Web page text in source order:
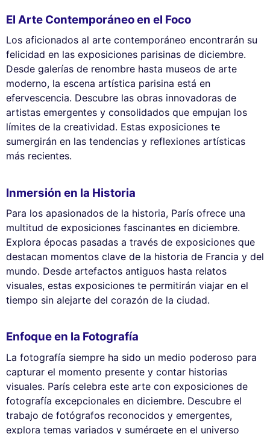
El Arte Contemporáneo en el Foco
Los aficionados al arte contemporáneo encontrarán su
felicidad en las exposiciones parisinas de diciembre.
Desde galerías de renombre hasta museos de arte
moderno, la escena artística parisina está en
efervescencia. Descubre las obras innovadoras de
artistas emergentes y consolidados que empujan los
límites de la creatividad. Estas exposiciones te
sumergirán en las tendencias y reflexiones artísticas
más recientes.
Inmersión en la Historia
Para los apasionados de la historia, París ofrece una
multitud de exposiciones fascinantes en diciembre.
Explora épocas pasadas a través de exposiciones que
destacan momentos clave de la historia de Francia y del
mundo. Desde artefactos antiguos hasta relatos
visuales, estas exposiciones te permitirán viajar en el
tiempo sin alejarte del corazón de la ciudad.
Enfoque en la Fotografía
La fotografía siempre ha sido un medio poderoso para
capturar el momento presente y contar historias
visuales. París celebra este arte con exposiciones de
fotografía excepcionales en diciembre. Descubre el
trabajo de fotógrafos reconocidos y emergentes,
explora temas variados y sumérgete en el universo